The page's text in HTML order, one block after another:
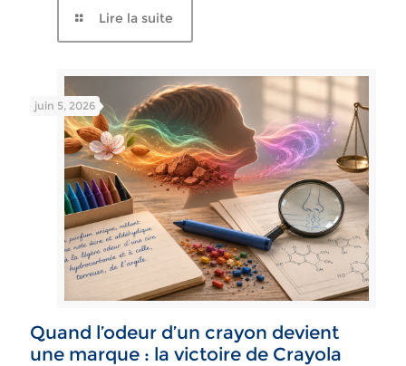
Lire la suite
juin 5, 2026
Quand l’odeur d’un crayon devient
une marque : la victoire de Crayola